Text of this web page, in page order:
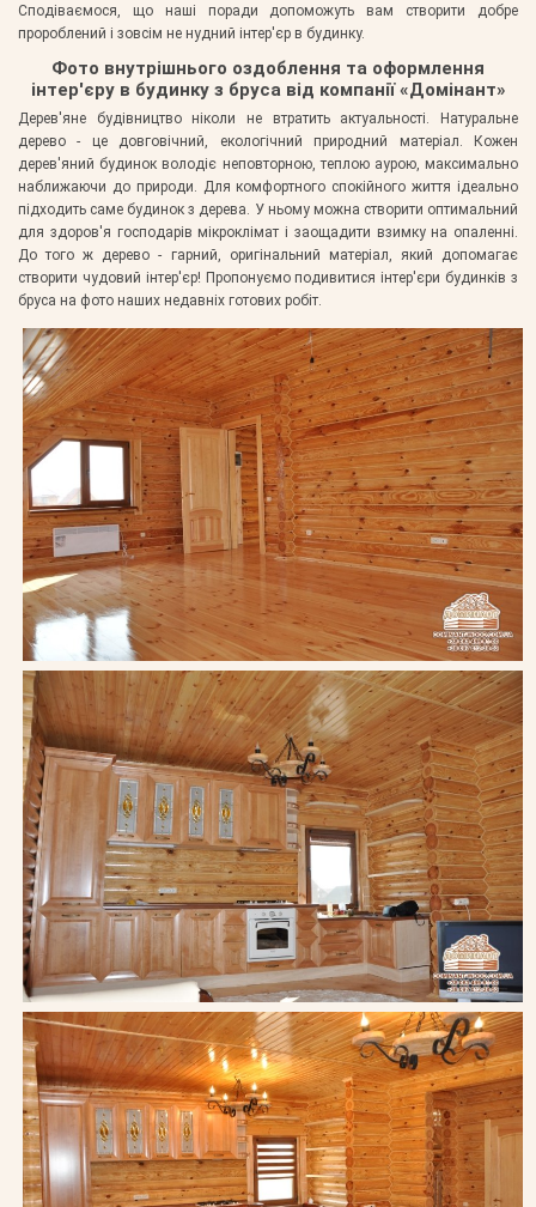
Сподіваємося, що наші поради допоможуть вам створити добре
пророблений і зовсім не нудний інтер'єр в будинку.
Фото внутрішнього оздоблення та оформлення
інтер'єру в будинку з бруса від компанії «Домінант»
Дерев'яне будівництво ніколи не втратить актуальності. Натуральне
дерево - це довговічний, екологічний природний матеріал. Кожен
дерев'яний будинок володіє неповторною, теплою аурою, максимально
наближаючи до природи. Для комфортного спокійного життя ідеально
підходить саме будинок з дерева. У ньому можна створити оптимальний
для здоров'я господарів мікроклімат і заощадити взимку на опаленні.
До того ж дерево - гарний, оригінальний матеріал, який допомагає
створити чудовий інтер'єр! Пропонуємо подивитися інтер'єри будинків з
бруса на фото наших недавніх готових робіт.